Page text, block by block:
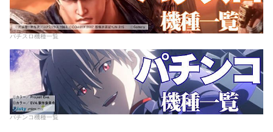
パチスロ機種一覧
パチンコ機種一覧